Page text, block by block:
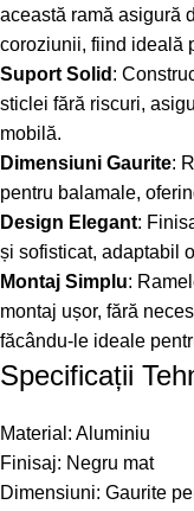
această ramă asigură
coroziunii, fiind ideală
Suport Solid :
sticlei fără riscuri,
mobilă.
Dimensiuni Gaurite:
pentru balamale,
Design Elegant:
și sofisticat, adaptabil
Montaj Simplu:
montaj ușor, fără
făcându-le ideale
Specificații
Material: Aluminiu
Finisaj: Negru mat
Dimensiuni: Gaurite